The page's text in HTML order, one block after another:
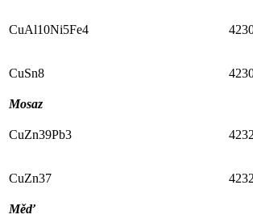
CuAl10Ni5Fe4
CuSn8
Mosaz
CuZn39Pb3
CuZn37
Měď